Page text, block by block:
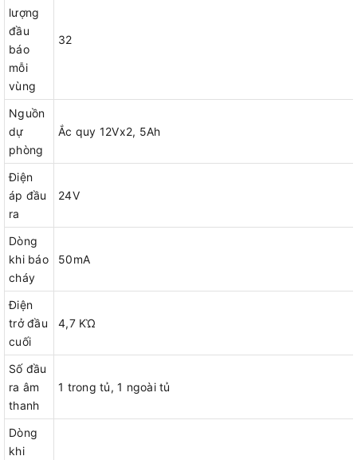
lượng
đầu
báo
mỗi
vùng
32
Nguồn
dự
phòng
Ắc quy 12Vx2, 5Ah
Điện
áp đầu
ra
24V
Dòng
khi báo
cháy
50mA
Điện
trở đầu
cuối
4,7 KῺ
Số đầu
ra âm
thanh
1 trong tủ, 1 ngoài tủ
Dòng
khi